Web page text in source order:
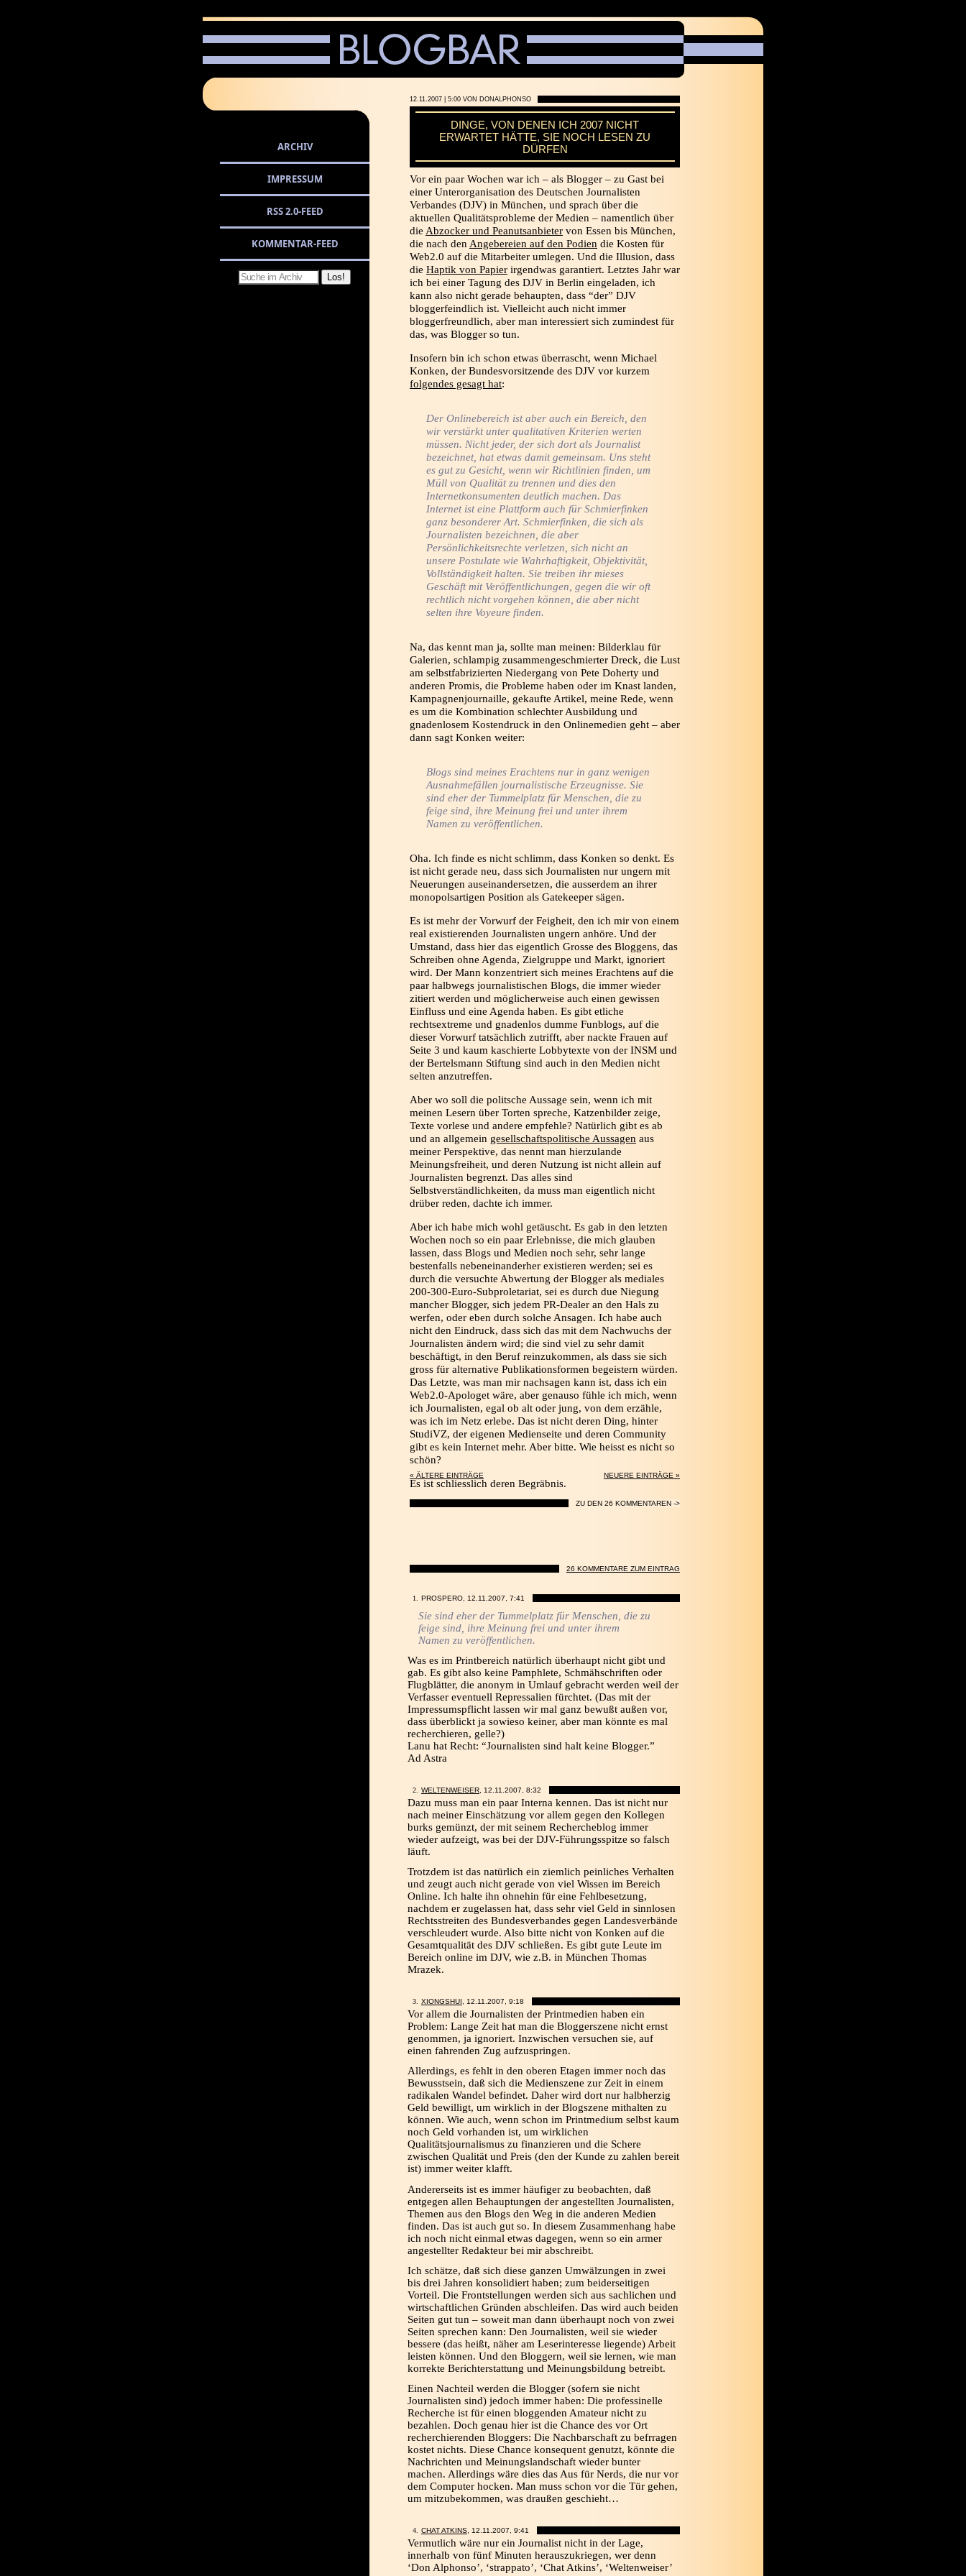
12.11.2007 | 5:00 VON DONALPHONSO
DINGE, VON DENEN ICH 2007 NICHT
ERWARTET HÄTTE, SIE NOCH LESEN ZU
DÜRFEN
Vor ein paar Wochen war ich – als Blogger – zu Gast bei
einer Unterorganisation des Deutschen Journalisten
Verbandes (DJV) in München, und sprach über die
aktuellen Qualitätsprobleme der Medien – namentlich über
die Abzocker und Peanutsanbieter von Essen bis München,
die nach denAngebereien auf den Podien die Kosten für
Web2.0 auf die Mitarbeiter umlegen. Und die Illusion, dass
die Haptik von Papier irgendwas garantiert. Letztes Jahr war
ich bei einer Tagung des DJV in Berlin eingeladen, ich
kann also nicht gerade behaupten, dass “der” DJV
bloggerfeindlich ist. Vielleicht auch nicht immer
bloggerfreundlich, aber man interessiert sich zumindest für
das, was Blogger so tun.
Insofern bin ich schon etwas überrascht, wenn Michael
Konken, der Bundesvorsitzende des DJV vor kurzem
folgendes gesagt hat:
Der Onlinebereich ist aber auch ein Bereich, den
wir verstärkt unter qualitativen Kriterien werten
müssen. Nicht jeder, der sich dort als Journalist
bezeichnet, hat etwas damit gemeinsam. Uns steht
es gut zu Gesicht, wenn wir Richtlinien finden, um
Müll von Qualität zu trennen und dies den
Internetkonsumenten deutlich machen. Das
Internet ist eine Plattform auch für Schmierfinken
ganz besonderer Art. Schmierfinken, die sich als
Journalisten bezeichnen, die aber
Persönlichkeitsrechte verletzen, sich nicht an
unsere Postulate wie Wahrhaftigkeit, Objektivität,
Vollständigkeit halten. Sie treiben ihr mieses
Geschäft mit Veröffentlichungen, gegen die wir oft
rechtlich nicht vorgehen können, die aber nicht
selten ihre Voyeure finden.
Na, das kennt man ja, sollte man meinen: Bilderklau für
Galerien, schlampig zusammengeschmierter Dreck, die Lust
am selbstfabrizierten Niedergang von Pete Doherty und
anderen Promis, die Probleme haben oder im Knast landen,
Kampagnenjournaille, gekaufte Artikel, meine Rede, wenn
es um die Kombination schlechter Ausbildung und
gnadenlosem Kostendruck in den Onlinemedien geht – aber
dann sagt Konken weiter:
Blogs sind meines Erachtens nur in ganz wenigen
Ausnahmefällen journalistische Erzeugnisse. Sie
sind eher der Tummelplatz für Menschen, die zu
feige sind, ihre Meinung frei und unter ihrem
Namen zu veröffentlichen.
Oha. Ich finde es nicht schlimm, dass Konken so denkt. Es
ist nicht gerade neu, dass sich Journalisten nur ungern mit
Neuerungen auseinandersetzen, die ausserdem an ihrer
monopolsartigen Position als Gatekeeper sägen.
Es ist mehr der Vorwurf der Feigheit, den ich mir von einem
real existierenden Journalisten ungern anhöre. Und der
Umstand, dass hier das eigentlich Grosse des Bloggens, das
Schreiben ohne Agenda, Zielgruppe und Markt, ignoriert
wird. Der Mann konzentriert sich meines Erachtens auf die
paar halbwegs journalistischen Blogs, die immer wieder
zitiert werden und möglicherweise auch einen gewissen
Einfluss und eine Agenda haben. Es gibt etliche
rechtsextreme und gnadenlos dumme Funblogs, auf die
dieser Vorwurf tatsächlich zutrifft, aber nackte Frauen auf
Seite 3 und kaum kaschierte Lobbytexte von der INSM und
der Bertelsmann Stiftung sind auch in den Medien nicht
selten anzutreffen.
Aber wo soll die politsche Aussage sein, wenn ich mit
meinen Lesern über Torten spreche, Katzenbilder zeige,
Texte vorlese und andere empfehle? Natürlich gibt es ab
und an allgemein gesellschaftspolitische Aussagen aus
meiner Perspektive, das nennt man hierzulande
Meinungsfreiheit, und deren Nutzung ist nicht allein auf
Journalisten begrenzt. Das alles sind
Selbstverständlichkeiten, da muss man eigentlich nicht
drüber reden, dachte ich immer.
Aber ich habe mich wohl getäuscht. Es gab in den letzten
Wochen noch so ein paar Erlebnisse, die mich glauben
lassen, dass Blogs und Medien noch sehr, sehr lange
bestenfalls nebeneinanderher existieren werden; sei es
durch die versuchte Abwertung der Blogger als mediales
200-300-Euro-Subproletariat, sei es durch due Niegung
mancher Blogger, sich jedem PR-Dealer an den Hals zu
werfen, oder eben durch solche Ansagen. Ich habe auch
nicht den Eindruck, dass sich das mit dem Nachwuchs der
Journalisten ändern wird; die sind viel zu sehr damit
beschäftigt, in den Beruf reinzukommen, als dass sie sich
gross für alternative Publikationsformen begeistern würden.
Das Letzte, was man mir nachsagen kann ist, dass ich ein
Web2.0-Apologet wäre, aber genauso fühle ich mich, wenn
ich Journalisten, egal ob alt oder jung, von dem erzähle,
was ich im Netz erlebe. Das ist nicht deren Ding, hinter
StudiVZ, der eigenen Medienseite und deren Community
gibt es kein Internet mehr. Aber bitte. Wie heisst es nicht so
schön?
Es ist schliesslich deren Begräbnis.
ZU DEN 26 KOMMENTAREN ->
« ÄLTERE EINTRÄGE NEUERE EINTRÄGE »
26 KOMMENTARE ZUM EINTRAG
PROSPERO, 12.11.2007, 7:41
Sie sind eher der Tummelplatz für Menschen, die zu
feige sind, ihre Meinung frei und unter ihrem
Namen zu veröffentlichen.
Was es im Printbereich natürlich überhaupt nicht gibt und
gab. Es gibt also keine Pamphlete, Schmähschriften oder
Flugblätter, die anonym in Umlauf gebracht werden weil der
Verfasser eventuell Repressalien fürchtet. (Das mit der
Impressumspflicht lassen wir mal ganz bewußt außen vor,
dass überblickt ja sowieso keiner, aber man könnte es mal
recherchieren, gelle?)
Lanu hat Recht: “Journalisten sind halt keine Blogger.”
Ad Astra
WELTENWEISER, 12.11.2007, 8:32
Dazu muss man ein paar Interna kennen. Das ist nicht nur
nach meiner Einschätzung vor allem gegen den Kollegen
burks gemünzt, der mit seinem Rechercheblog immer
wieder aufzeigt, was bei der DJV-Führungsspitze so falsch
läuft.
Trotzdem ist das natürlich ein ziemlich peinliches Verhalten
und zeugt auch nicht gerade von viel Wissen im Bereich
Online. Ich halte ihn ohnehin für eine Fehlbesetzung,
nachdem er zugelassen hat, dass sehr viel Geld in sinnlosen
Rechtsstreiten des Bundesverbandes gegen Landesverbände
verschleudert wurde. Also bitte nicht von Konken auf die
Gesamtqualität des DJV schließen. Es gibt gute Leute im
Bereich online im DJV, wie z.B. in München Thomas
Mrazek.
XIONGSHUI , 12.11.2007, 9:18
Vor allem die Journalisten der Printmedien haben ein
Problem: Lange Zeit hat man die Bloggerszene nicht ernst
genommen, ja ignoriert. Inzwischen versuchen sie, auf
einen fahrenden Zug aufzuspringen.
Allerdings, es fehlt in den oberen Etagen immer noch das
Bewusstsein, daß sich die Medienszene zur Zeit in einem
radikalen Wandel befindet. Daher wird dort nur halbherzig
Geld bewilligt, um wirklich in der Blogszene mithalten zu
können. Wie auch, wenn schon im Printmedium selbst kaum
noch Geld vorhanden ist, um wirklichen
Qualitätsjournalismus zu finanzieren und die Schere
zwischen Qualität und Preis (den der Kunde zu zahlen bereit
ist) immer weiter klafft.
Andererseits ist es immer häufiger zu beobachten, daß
entgegen allen Behauptungen der angestellten Journalisten,
Themen aus den Blogs den Weg in die anderen Medien
finden. Das ist auch gut so. In diesem Zusammenhang habe
ich noch nicht einmal etwas dagegen, wenn so ein armer
angestellter Redakteur bei mir abschreibt.
Ich schätze, daß sich diese ganzen Umwälzungen in zwei
bis drei Jahren konsolidiert haben; zum beiderseitigen
Vorteil. Die Frontstellungen werden sich aus sachlichen und
wirtschaftlichen Gründen abschleifen. Das wird auch beiden
Seiten gut tun – soweit man dann überhaupt noch von zwei
Seiten sprechen kann: Den Journalisten, weil sie wieder
bessere (das heißt, näher am Leserinteresse liegende) Arbeit
leisten können. Und den Bloggern, weil sie lernen, wie man
korrekte Berichterstattung und Meinungsbildung betreibt.
Einen Nachteil werden die Blogger (sofern sie nicht
Journalisten sind) jedoch immer haben: Die professinelle
Recherche ist für einen bloggenden Amateur nicht zu
bezahlen. Doch genau hier ist die Chance des vor Ort
recherchierenden Bloggers: Die Nachbarschaft zu befrragen
kostet nichts. Diese Chance konsequent genutzt, könnte die
Nachrichten und Meinungslandschaft wieder bunter
machen. Allerdings wäre dies das Aus für Nerds, die nur vor
dem Computer hocken. Man muss schon vor die Tür gehen,
um mitzubekommen, was draußen geschieht…
CHAT ATKINS , 12.11.2007, 9:41
Vermutlich wäre nur ein Journalist nicht in der Lage,
innerhalb von fünf Minuten herauszukriegen, wer denn
‘Don Alphonso’, ‘strappato’, ‘Chat Atkins’, ‘Weltenweiser’
ARCHIV
IMPRESSUM
RSS 2.0-FEED
KOMMENTAR-FEED